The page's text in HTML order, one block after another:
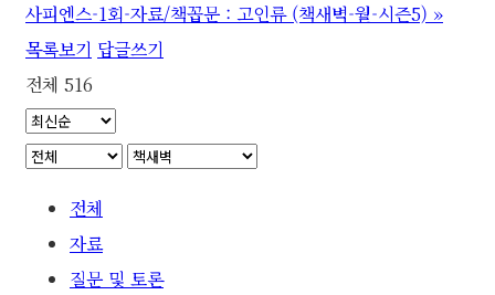
사피엔스-1회-자료/책꼽문 : 고인류 (책새벽-월-시즌5) »
목록보기 답글쓰기
전체 516
전체
자료
질문 및 토론